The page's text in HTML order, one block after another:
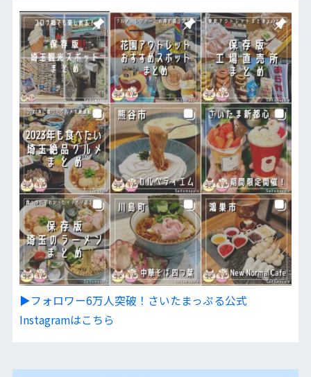
▶︎フォロワー6万人突破！さいたまっぷる公式
Instagramはこちら